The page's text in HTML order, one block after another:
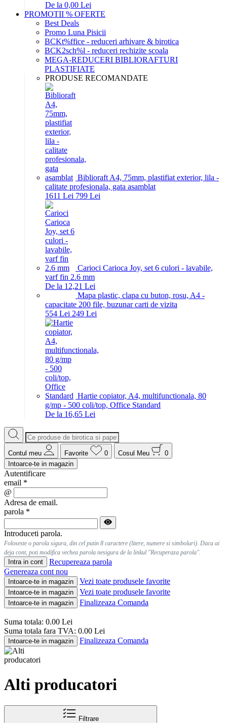
De la 0,00 Lei
PROMOTII % OFERTE
Best Deals
Promo Luna Pisicii
BCKt%ffice - reduceri arhivare & birotica
BCK2sch%l - reduceri rechizite scoala
MEGA-REDUCERI BIBLIORAFTURI
PLASTIFIATE
PRODUSE RECOMANDATE
Biblioraft A4, 75mm, plastifiat exterior, lila -
calitate profesionala, gata asamblat
1611 Lei 799 Lei
Carioci Carioca Joy, set 6 culori - lavabile,
varf fin 2.6 mm
De la 12,21 Lei
Mapa plastic, clapa cu buton, rosu, A4 -
capacitate 200 file, buzunar carti de vizita
554 Lei 249 Lei
Hartie copiator, A4, multifunctionala, 80
g/mp - 500 coli/top, Office Standard
De la 16,65 Lei
Contul meu Favorite 0 Cosul Meu
0
Intoarce-te in magazin
Autentificare
email *
@
Adresa de email.
parola *
Introduceti parola.
Foloseste o parola sigura, din cel putin 8 caractere (litere, numere si simboluri). Daca ai
deja cont, poti modifica vechea parola nesigura de la linkul "Recuperaza parola".
Intra in cont
Recupereaza parola
Genereaza cont nou
Intoarce-te in magazin Vezi toate produsele favorite
Intoarce-te in magazin Vezi toate produsele favorite
Intoarce-te in magazin Finalizeaza Comanda
Suma totala: 0.00 Lei
Suma totala fara TVA: 0.00 Lei
Intoarce-te in magazin Finalizeaza Comanda
Alti producatori
Filtrare